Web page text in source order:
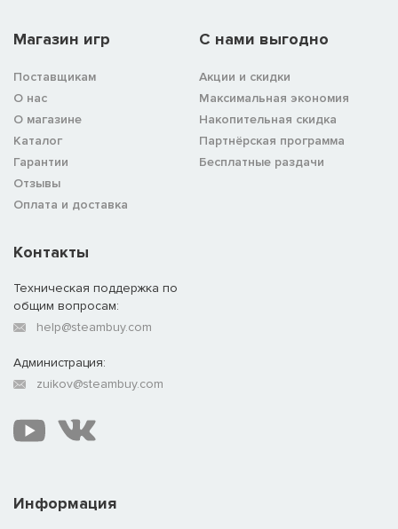
Магазин игр
Поставщикам
О нас
О магазине
Каталог
Гарантии
Отзывы
Оплата и доставка
C нами выгодно
Акции и скидки
Максимальная экономия
Накопительная скидка
Партнёрская программа
Бесплатные раздачи
Информация
Контакты
Техническая поддержка по
общим вопросам:
help@steambuy.com
Администрация:
zuikov@steambuy.com